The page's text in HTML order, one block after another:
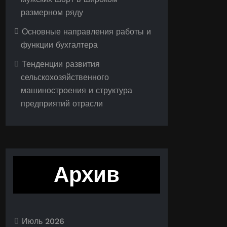
размерном ряду
Основные направления работы и
функции бухгалтера
Тенденции развития
сельскохозяйственного
машиностроения и структура
предприятий отрасли
Архив
Июль 2026